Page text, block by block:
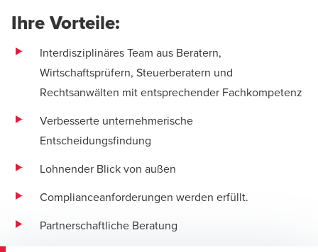
Ihre Vorteile:
Interdisziplinäres Team aus Beratern,
Wirtschaftsprüfern, Steuerberatern und
Rechtsanwälten mit entsprechender Fachkompetenz
Verbesserte unternehmerische
Entscheidungsfindung
Lohnender Blick von außen
Complianceanforderungen werden erfüllt.
Partnerschaftliche Beratung